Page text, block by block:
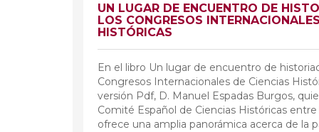
UN LUGAR DE ENCUENTRO DE
LOS CONGRESOS
HISTÓRICAS
En el libro Un lugar de encuentro de
Congresos Internacionales de Ciencias
versión Pdf, D. Manuel Espadas Burgos,
Comité Español de Ciencias Históricas entre
ofrece una amplia panorámica acerca de la